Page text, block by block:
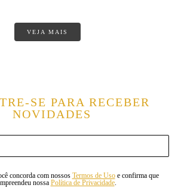
VEJA MAIS
SE PARA RECEBER
NOVIDADES
concorda com nossos Termos de Usoe confirma que
nossa Política de Privacidade.